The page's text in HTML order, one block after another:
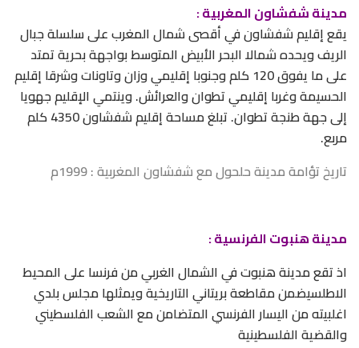
مدينة شفشاون المغربية :
يقع إقليم شفشاون في أقصى شمال المغرب على سلسلة جبال
الريف ويحده شمالا البحر الأبيض المتوسط بواجهة بحرية تمتد
على ما يفوق 120 كلم وجنوبا إقليمي وزان وتاونات وشرقا إقليم
الحسيمة وغربا إقليمي تطوان والعرائش. وينتمي الإقليم جهويا
إلى جهة طنجة تطوان. تبلغ مساحة إقليم شفشاون 4350 كلم
مربع.
تاريخ تؤامة مدينة حلحول مع شفشاون المغربية : 1999م
مدينة هنبوت الفرنسية :
اذ تقع مدينة هنبوت في الشمال الغربي من فرنسا على المحيط
الاطلسيضمن مقاطعة بريتاني التاريخية ويمثلها مجلس بلدي
اغلبيته من اليسار الفرنسي المتضامن مع الشعب الفلسطيني
والقضية الفلسطينية